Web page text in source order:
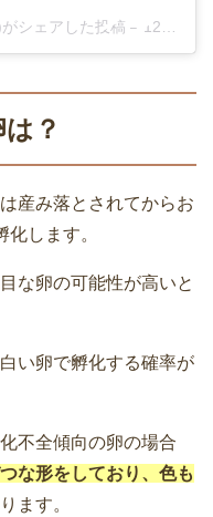
シェアした投稿 – 12月 1, 2017 at 5:57午前 PST
？
産み落とされてからお
します。
な卵の可能性が高いと
い卵で孵化する確率が
不全傾向の卵の場合
な形をしており、色も
ます。